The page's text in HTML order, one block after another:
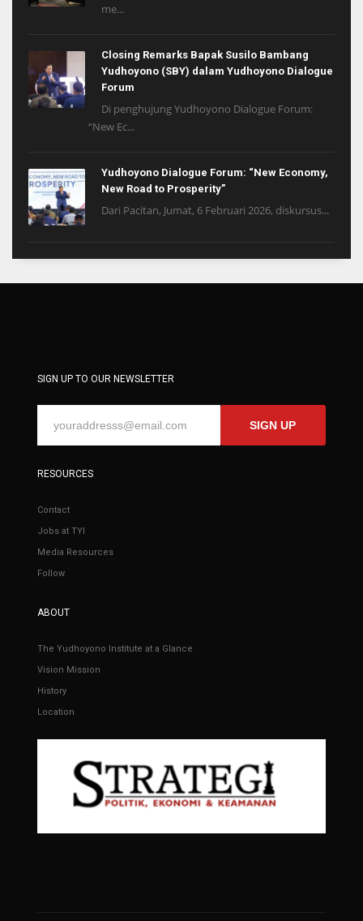
me...
Closing Remarks Bapak Susilo Bambang
Yudhoyono (SBY) dalam Yudhoyono Dialogue
Forum
Di penghujung Yudhoyono Dialogue Forum:
“New Ec...
Yudhoyono Dialogue Forum: “New Economy,
New Road to Prosperity”
Dari Pacitan, Jumat, 6 Februari 2026, diskursus...
SIGN UP TO OUR NEWSLETTER
SIGN UP
RESOURCES
Contact
Jobs at TYI
Media Resources
Follow
ABOUT
The Yudhoyono Institute at a Glance
Vision Mission
History
Location